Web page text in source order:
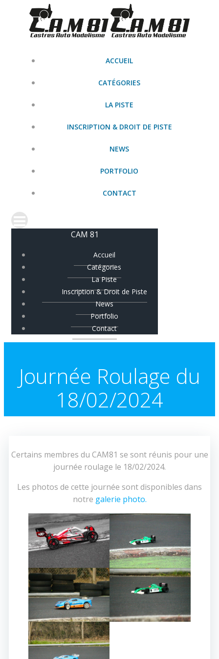
contenu
ACCUEIL
CATÉGORIES
LA PISTE
INSCRIPTION & DROIT DE PISTE
NEWS
PORTFOLIO
CONTACT
CAM 81
Accueil
Catégories
La Piste
Inscription & Droit de Piste
News
Portfolio
Contact
Journée Roulage du
18/02/2024
Certains membres du CAM81 se sont réunis pour une
journée roulage le 18/02/2024.
Les photos de cette journée sont disponibles dans
notre galerie photo.